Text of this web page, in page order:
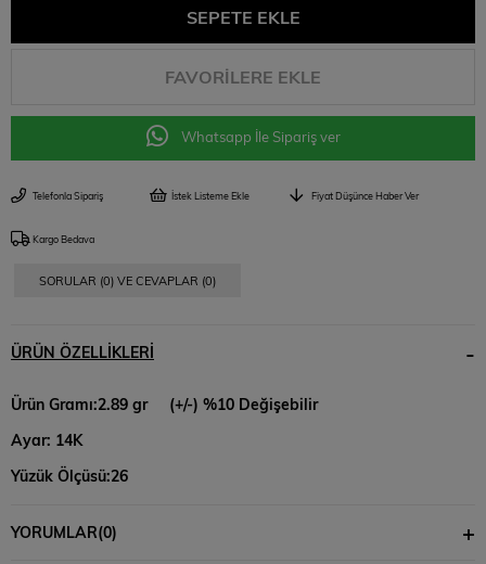
FAVORILERE EKLE
Whatsapp İle Sipariş ver
Telefonla Sipariş İstek Listeme Ekle Fiyat Düşünce Haber Ver
Kargo Bedava
SORULAR (0) VE CEVAPLAR (0)
ÜRÜN ÖZELLIKLERI
Ürün Gramı:2.89 gr (+/-) %10 Değişebilir
Ayar: 14K
Yüzük Ölçüsü:26
"Raylı Balıksırtı Erkek Alyans: Güçlü Bağların ve Birlikteliğin
YORUMLAR(0)